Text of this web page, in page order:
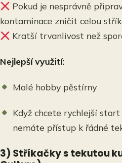
Pokud je nesprávně
kontaminace zničit celou
Kratší trvanlivost než
Nejlepší využití:
Malé hobby pěstírny
Když chcete rychlejší start
nemáte přístup k řádné
3) Stříkačky s tekutou